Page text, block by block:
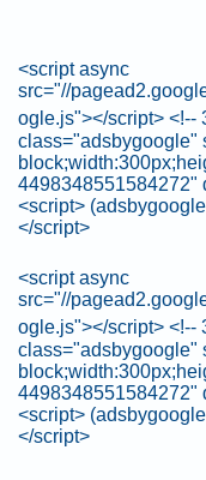
<script async
src="//
ogle.js"></script> <!--
class="adsbygoogle"
4498348551584272"
<script>
</script>
<script async
src="//
ogle.js"></script> <!--
class="adsbygoogle"
4498348551584272"
<script>
</script>